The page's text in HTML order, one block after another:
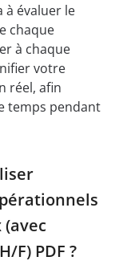
à évaluer le
chaque
à chaque
votre
réel, afin
temps pendant
F) PDF ?